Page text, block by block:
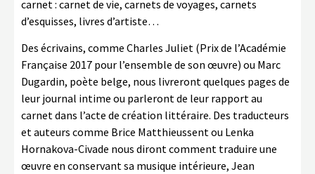
carnet : carnet de vie, carnets de voyages, carnets
d’esquisses, livres d’artiste…
Des écrivains, comme Charles Juliet (Prix de l’Académie
Française 2017 pour l’ensemble de son œuvre) ou Marc
Dugardin, poète belge, nous livreront quelques pages de
leur journal intime ou parleront de leur rapport au
carnet dans l’acte de création littéraire. Des traducteurs
et auteurs comme Brice Matthieussent ou Lenka
Hornakova-Civade nous diront comment traduire une
œuvre en conservant sa musique intérieure, Jean